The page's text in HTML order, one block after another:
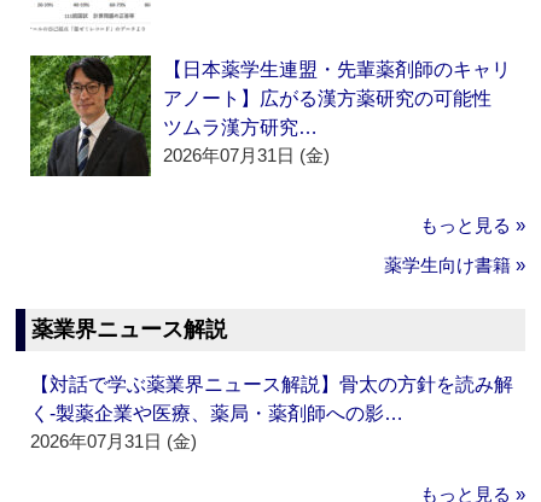
【日本薬学生連盟・先輩薬剤師のキャリ
アノート】広がる漢方薬研究の可能性
ツムラ漢方研究…
2026年07月31日 (金)
もっと見る »
薬学生向け書籍 »
薬業界ニュース解説
【対話で学ぶ薬業界ニュース解説】骨太の方針を読み解
く‐製薬企業や医療、薬局・薬剤師への影…
2026年07月31日 (金)
もっと見る »